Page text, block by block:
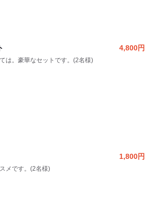
4,800円
は。豪華なセットです。(2名様)
1,800円
メです。(2名様)